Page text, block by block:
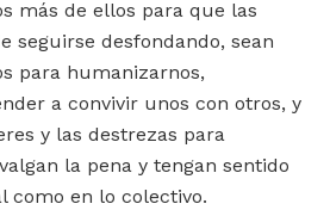
más de ellos para que las
seguirse desfondando, sean
para humanizarnos,
a convivir unos con otros, y
y las destrezas para
la pena y tengan sentido
como en lo colectivo.